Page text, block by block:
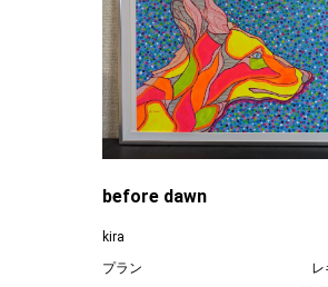
before dawn
kira
プラン
レ